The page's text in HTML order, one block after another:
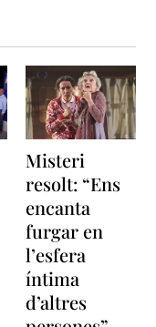
Misteri
resolt: “Ens
encanta
furgar en
l’esfera
íntima
d’altres